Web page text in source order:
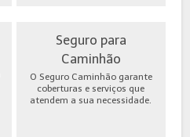
Seguro para
Caminhão
O Seguro Caminhão garante
coberturas e serviços que
atendem a sua necessidade.